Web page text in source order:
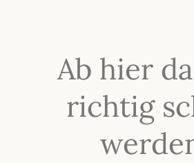
Ab hier
richtig